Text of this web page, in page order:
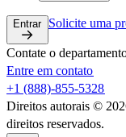
Entrar​​ Solicite uma
Contate o
Entre em contato​​
+1 (888)-855-5328​​
Direitos autorais ©
direitos reservados.​​